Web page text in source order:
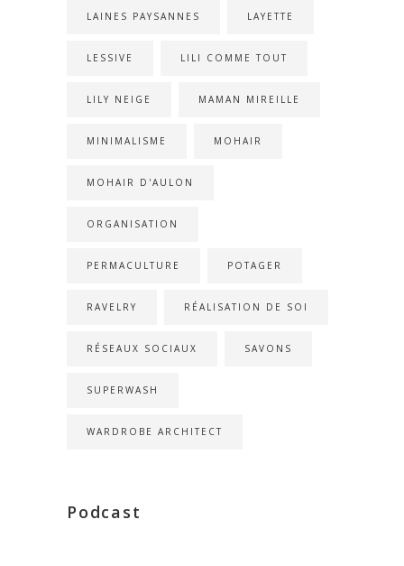
LAINES PAYSANNES LAYETTE
LESSIVE LILI COMME TOUT
LILY NEIGE MAMAN MIREILLE
MINIMALISME MOHAIR
MOHAIR D'AULON
ORGANISATION
PERMACULTURE POTAGER
RAVELRY RÉALISATION DE SOI
RÉSEAUX SOCIAUX SAVONS
SUPERWASH
WARDROBE ARCHITECT
Podcast